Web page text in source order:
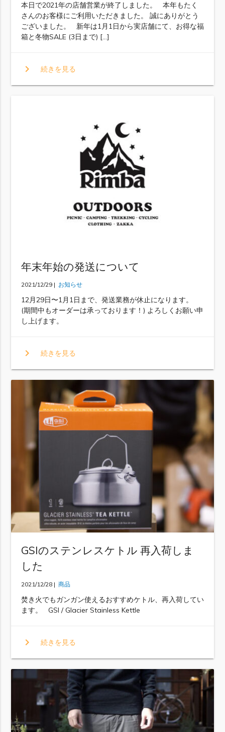
本日で2021年の店舗営業が終了しました。 本年もたく
さんのお客様にご利用いただきました。 誠にありがとう
ございました。 新年は1月1日から実店舗にて、お得な福
箱と冬物SALE (3日まで) […]
chevron_right 続きを見る
年末年始の発送について
2021/12/29 | お知らせ
12月29日〜1月1日まで、発送業務が休止になります。
(期間中もオーダーは承っております！) よろしくお願い申
し上げます。
chevron_right 続きを見る
GSIのステンレスケトル 再入荷しま
した
2021/12/28 | 商品
焚き火でもガンガン使えるおすすめケトル、再入荷してい
ます。 GSI / Glacier Stainless Kettle
chevron_right 続きを見る